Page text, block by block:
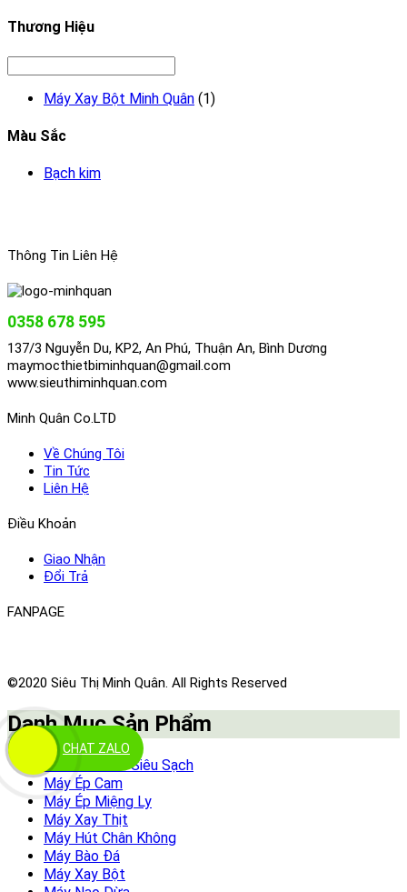
Thương Hiệu
Máy Xay Bột Minh Quân (1)
Màu Sắc
Bạch kim
CHAT ZALO
Thông Tin Liên Hệ
0358 678 595
137/3 Nguyễn Du, KP2, An Phú, Thuận An, Bình Dương
maymocthietbiminhquan@gmail.com
www.sieuthiminhquan.com
Minh Quân Co.LTD
Về Chúng Tôi
Tin Tức
Liên Hệ
Điều Khoản
Giao Nhận
Đổi Trả
FANPAGE
©2020 Siêu Thị Minh Quân. All Rights Reserved
Danh Mục Sản Phẩm
Xe Nước Mía Siêu Sạch
Máy Ép Cam
Máy Ép Miệng Ly
Máy Xay Thịt
Máy Hút Chân Không
Máy Bào Đá
Máy Xay Bột